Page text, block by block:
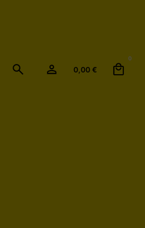
0,00 €
0